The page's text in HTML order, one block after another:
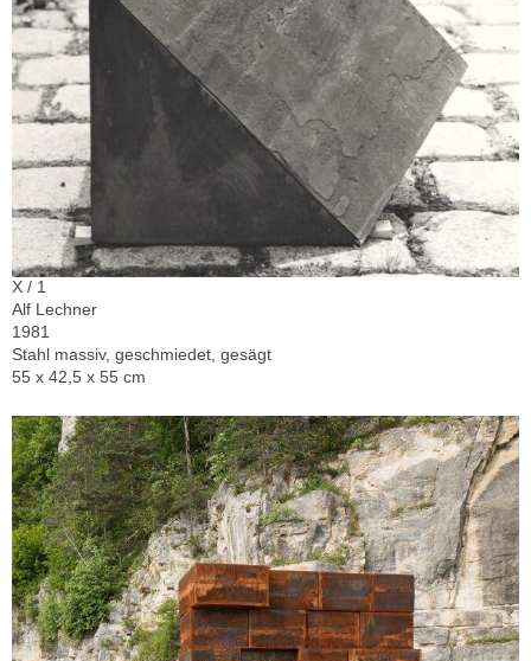
X / 1
Alf Lechner
1981
Stahl massiv, geschmiedet, gesägt
55 x 42,5 x 55 cm